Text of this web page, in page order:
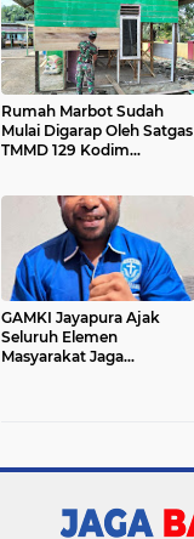
Rumah Marbot Sudah
Mulai Digarap Oleh Satgas
TMMD 129 Kodim
GAMKI Jayapura Ajak
Seluruh Elemen
Masyarakat Jaga